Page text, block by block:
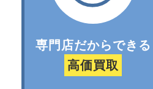
専門店だからできる
高価買取